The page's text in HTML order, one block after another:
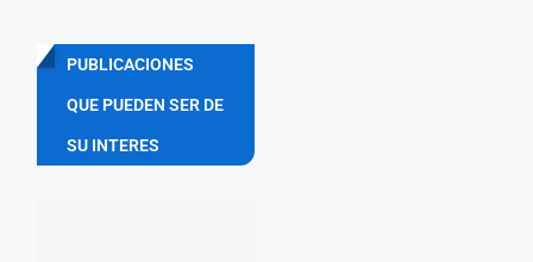
PUBLICACIONES
QUE PUEDEN SER DE
SU INTERES